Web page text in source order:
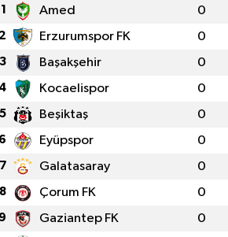
1 Amed 0
2 Erzurumspor FK 0
3 Başakşehir 0
4 Kocaelispor 0
5 Beşiktaş 0
6 Eyüpspor 0
7 Galatasaray 0
8 Çorum FK 0
9 Gaziantep FK 0